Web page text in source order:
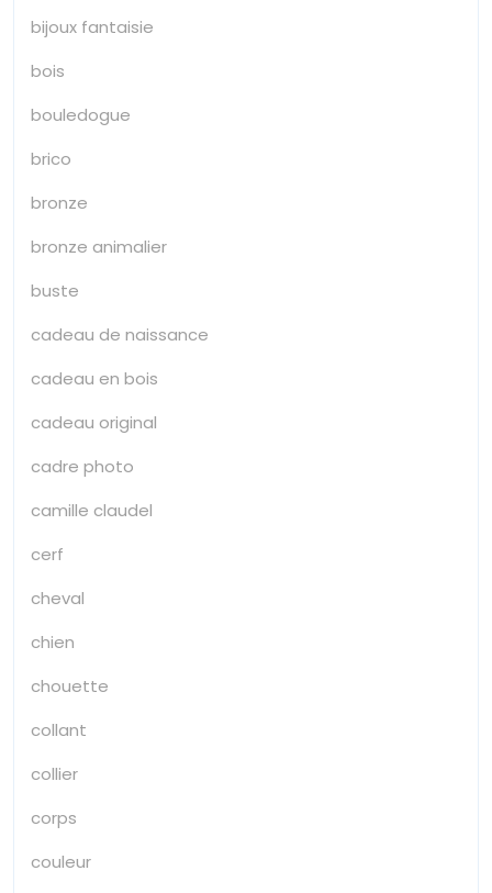
bijoux fantaisie
bois
bouledogue
brico
bronze
bronze animalier
buste
cadeau de naissance
cadeau en bois
cadeau original
cadre photo
camille claudel
cerf
cheval
chien
chouette
collant
collier
corps
couleur